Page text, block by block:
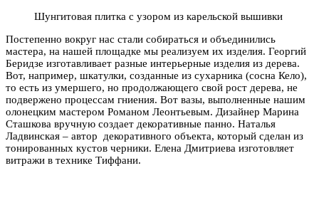
Шунгитовая плитка с узором из карельской вышивки
Постепенно вокруг нас стали собираться и объединились
мастера, на нашей площадке мы реализуем их изделия. Георгий
Беридзе изготавливает разные интерьерные изделия из дерева.
Вот, например, шкатулки, созданные из сухарника (сосна Кело),
то есть из умершего, но продолжающего свой рост дерева, не
подвержено процессам гниения. Вот вазы, выполненные нашим
олонецким мастером Романом Леонтьевым. Дизайнер Марина
Сташкова вручную создает декоративные панно. Наталья
Ладвинская – автор декоративного объекта, который сделан из
тонированных кустов черники. Елена Дмитриева изготовляет
витражи в технике Тиффани.